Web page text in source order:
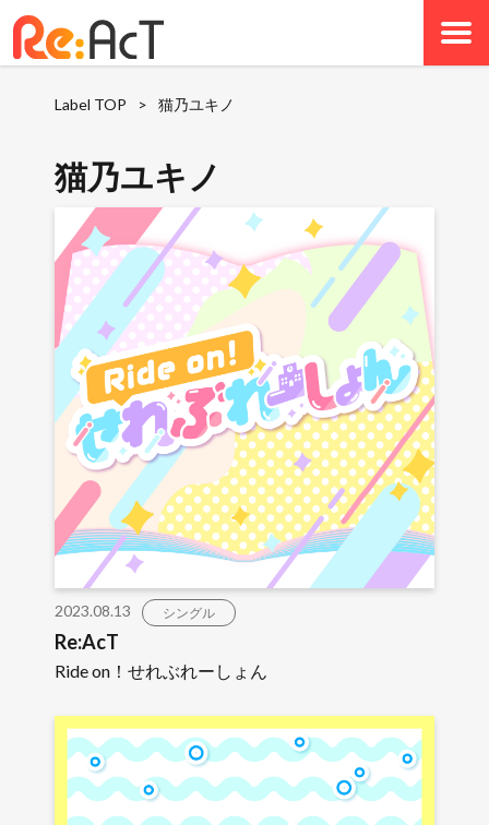
Label TOP > 猫乃ユキノ
猫乃ユキノ
2023.08.13 シングル
Re:AcT
Ride on！せれぶれーしょん